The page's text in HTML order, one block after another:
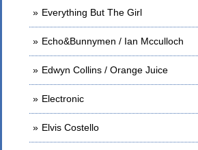
Everything But The Girl
Echo&Bunnymen / Ian Mcculloch
Edwyn Collins / Orange Juice
Electronic
Elvis Costello